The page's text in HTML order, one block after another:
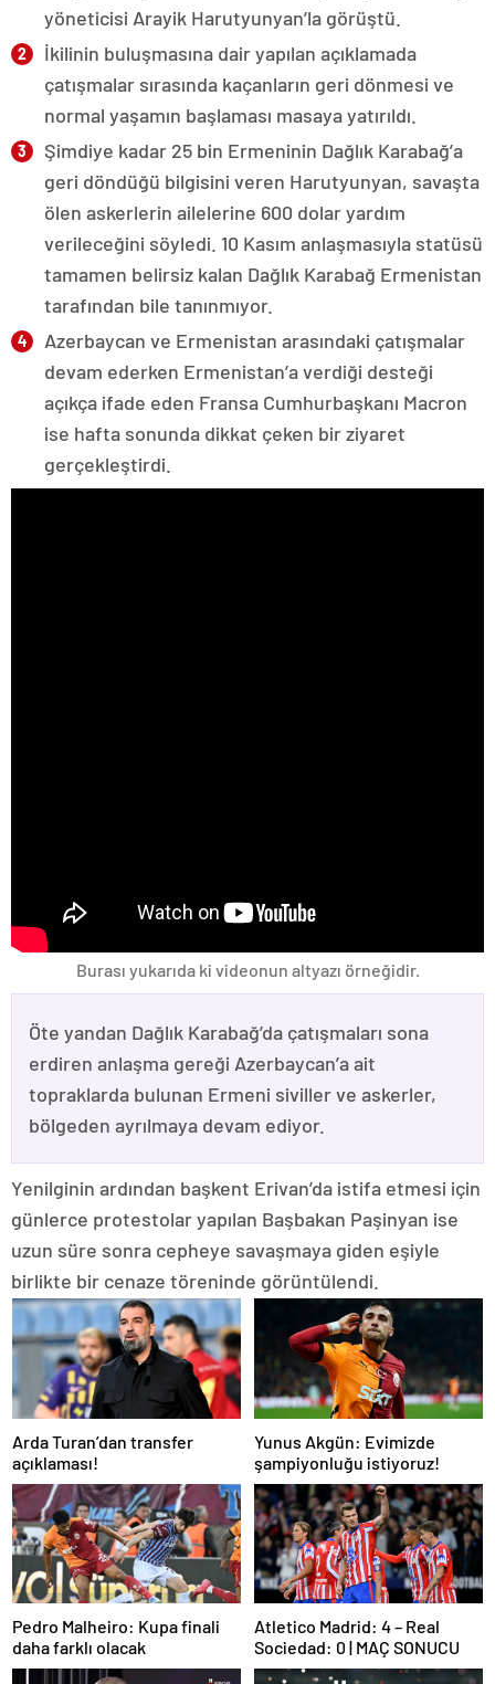
yöneticisi Arayik Harutyunyan’la görüştü.
İkilinin buluşmasına dair yapılan açıklamada
çatışmalar sırasında kaçanların geri dönmesi ve
normal yaşamın başlaması masaya yatırıldı.
Şimdiye kadar 25 bin Ermeninin Dağlık Karabağ’a
geri döndüğü bilgisini veren Harutyunyan, savaşta
ölen askerlerin ailelerine 600 dolar yardım
verileceğini söyledi. 10 Kasım anlaşmasıyla statüsü
tamamen belirsiz kalan Dağlık Karabağ Ermenistan
tarafından bile tanınmıyor.
Azerbaycan ve Ermenistan arasındaki çatışmalar
devam ederken Ermenistan’a verdiği desteği
açıkça ifade eden Fransa Cumhurbaşkanı Macron
ise hafta sonunda dikkat çeken bir ziyaret
gerçekleştirdi.
Burası yukarıda ki videonun altyazı örneğidir.
Öte yandan Dağlık Karabağ’da çatışmaları sona
erdiren anlaşma gereği Azerbaycan’a ait
topraklarda bulunan Ermeni siviller ve askerler,
bölgeden ayrılmaya devam ediyor.
Yenilginin ardından başkent Erivan’da istifa etmesi için
günlerce protestolar yapılan Başbakan Paşinyan ise
uzun süre sonra cepheye savaşmaya giden eşiyle
birlikte bir cenaze töreninde görüntülendi.
Arda Turan’dan transfer
açıklaması!
Yunus Akgün: Evimizde
şampiyonluğu istiyoruz!
Pedro Malheiro: Kupa finali
daha farklı olacak
Atletico Madrid: 4 – Real
Sociedad: 0 | MAÇ SONUCU